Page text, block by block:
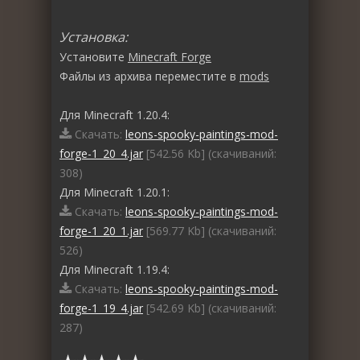
Установка:
Установите Minecraft Forge
Файлы из архива переместите в mods
Для Minecraft 1.20.4:
Скачать: leons-spooky-paintings-mod-
forge-1_20_4.jar [542.56 Kb] (cкачиваний:
308)
Для Minecraft 1.20.1:
Скачать: leons-spooky-paintings-mod-
forge-1_20_1.jar [569.77 Kb] (cкачиваний:
526)
Для Minecraft 1.19.4:
Скачать: leons-spooky-paintings-mod-
forge-1_19_4.jar [542.69 Kb] (cкачиваний:
287)